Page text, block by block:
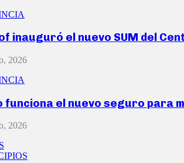
inauguró el nuevo SUM del
2026
funciona el nuevo seguro para
2026